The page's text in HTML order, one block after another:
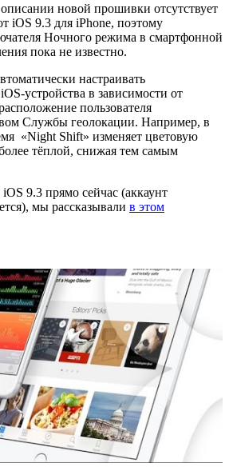
новой прошивки отсутствует
iOS 9.3 для iPhone, поэтому
Ночного режима в смартфонной
пока не известно.
настраивать
устройства в зависимости от
пользователя
Службы геолокации. Например, в
«Night Shift» изменяет цветовую
тёплой, снижая тем самым
9.3 прямо сейчас (аккаунт
мы рассказывали в этом